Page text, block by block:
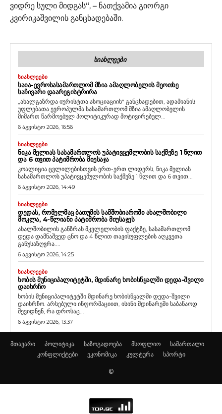
ვიდრე სული მიდგას“, – ნათქვამია გიორგი
კვირიკაშვილის განცხადებაში.
ᲡᲘᲐᲮᲚᲔᲔᲑᲘ
ᲡᲘᲐᲮᲚᲔᲔᲑᲘ
ᲡᲐᲘᲐ-ᲔᲕᲠᲝᲡᲐᲡᲐᲛᲐᲠᲗᲚᲝᲛ ᲛᲖᲘᲐ ᲐᲛᲐᲦᲚᲝᲑᲔᲚᲘᲡ ᲛᲔᲝᲗᲮᲔ
ᲡᲐᲩᲘᲕᲐᲠᲘ ᲓᲐᲐᲠᲔᲒᲘᲡᲢᲠᲘᲠᲐ
„ახალგაზრდა იურისტთა ასოციაციის“ განცხადებით, ადამიანის
უფლებათა ევროპულმა სასამართლომ მზია ამაღლობელის
მიმართ წარმოებულ პოლიტიკურად მოტივირებულ...
6 აგვისტო 2026, 16:56
ᲡᲘᲐᲮᲚᲔᲔᲑᲘ
ᲜᲘᲙᲐ ᲛᲔᲚᲘᲐᲡ ᲡᲐᲡᲐᲛᲐᲠᲗᲚᲝᲡ ᲣᲞᲐᲢᲘᲕᲪᲔᲛᲚᲝᲑᲘᲡ ᲡᲐᲥᲛᲔᲖᲔ 1 ᲬᲚᲘᲗ
ᲓᲐ 6 ᲗᲕᲘᲗ ᲞᲐᲢᲘᲛᲠᲝᲑᲐ ᲛᲘᲔᲡᲐᲯᲐ
კოალიცია ცვლილებისთვის ერთ-ერთ ლიდერს, ნიკა მელიას
სასამართლოს უპატივცემულობის საქმეზე 1 წლით და 6 თვით...
6 აგვისტო 2026, 14:49
ᲡᲘᲐᲮᲚᲔᲔᲑᲘ
ᲓᲔᲓᲐᲡ, ᲠᲝᲛᲔᲚᲛᲐᲪ ᲑᲐᲗᲣᲛᲘᲡ ᲡᲐᲛᲨᲝᲑᲘᲐᲠᲝᲨᲘ ᲐᲮᲐᲚᲨᲝᲑᲘᲚᲘ
ᲛᲝᲙᲚᲐ, 4-ᲬᲚᲘᲐᲜᲘ ᲞᲐᲢᲘᲛᲠᲝᲑᲐ ᲛᲘᲣᲡᲐᲯᲔᲡ
ახალშობილის განზრახ მკვლელობის ფაქტზე, სასამართლომ
დედა დამნაშვედ ცნო და 4 წლით თავისუფლების აღკვეთა
განუსაზღვრა....
6 აგვისტო 2026, 14:25
ᲡᲘᲐᲮᲚᲔᲔᲑᲘ
ᲮᲝᲑᲘᲡ ᲛᲣᲜᲘᲪᲘᲞᲐᲚᲘᲢᲔᲢᲨᲘ, ᲛᲓᲘᲜᲐᲠᲔ ᲮᲝᲑᲘᲡᲬᲧᲐᲚᲨᲘ ᲓᲔᲓᲐ-ᲨᲕᲘᲚᲘ
ᲓᲐᲘᲮᲠᲩᲝ
ხობის მუნიციპალიტეტში მდინარე ხობისწყალში დედა-შვილი
დაიხრჩო. არსებული ინფორმაციით, ისინი მდინარეში საბანაოდ
შევიდნენ, რა დროსაც...
6 აგვისტო 2026, 13:37
მთავარი პოლიტიკა საზოგადოება მსოფლიო
სამართალი
კონფლიქტები
ეკონომიკა კულტურა სპორტი
©